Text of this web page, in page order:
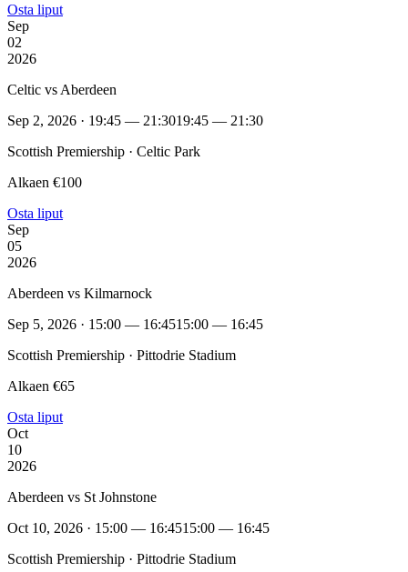
Osta liput
Sep
02
2026
Celtic vs Aberdeen
Sep 2, 2026 · 19:45 — 21:3019:45 — 21:30
Scottish Premiership · Celtic Park
Alkaen €100
Osta liput
Sep
05
2026
Aberdeen vs Kilmarnock
Sep 5, 2026 · 15:00 — 16:4515:00 — 16:45
Scottish Premiership · Pittodrie Stadium
Alkaen €65
Osta liput
Oct
10
2026
Aberdeen vs St Johnstone
Oct 10, 2026 · 15:00 — 16:4515:00 — 16:45
Scottish Premiership · Pittodrie Stadium